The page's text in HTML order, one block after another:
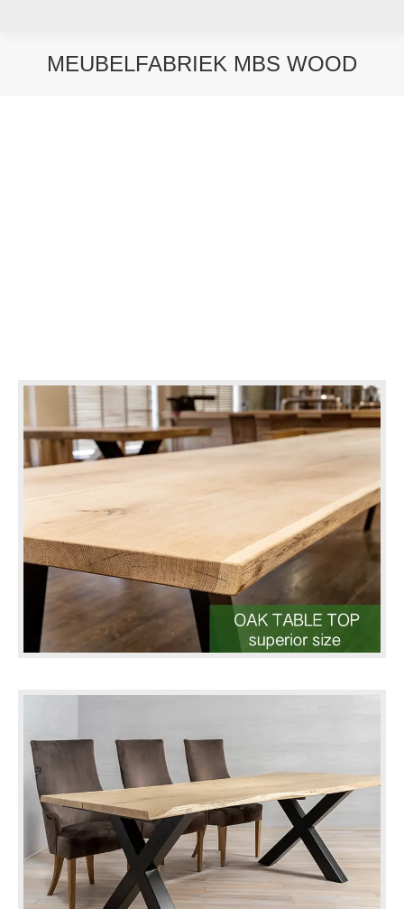
MEUBELFABRIEK MBS WOOD